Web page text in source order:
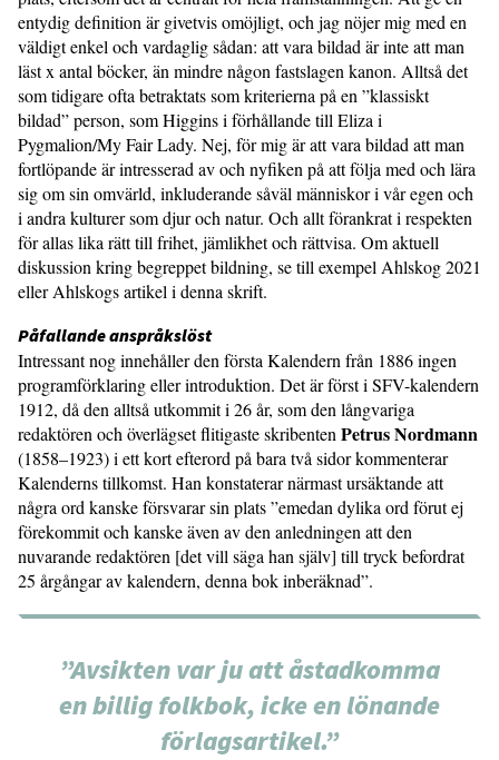
entydig definition är givetvis omöjligt, och jag nöjer mig med en
väldigt enkel och vardaglig sådan: att vara bildad är inte att man
läst x antal böcker, än mindre någon fastslagen kanon. Alltså det
som tidigare ofta betraktats som kriterierna på en ”klassiskt
bildad” person, som Higgins i förhållande till Eliza i
Pygmalion/My Fair Lady. Nej, för mig är att vara bildad att man
fortlöpande är intresserad av och nyfiken på att följa med och lära
sig om sin omvärld, inkluderande såväl människor i vår egen och
i andra kulturer som djur och natur. Och allt förankrat i respekten
för allas lika rätt till frihet, jämlikhet och rättvisa. Om aktuell
diskussion kring begreppet bildning, se till exempel Ahlskog 2021
eller Ahlskogs artikel i denna skrift.
Påfallande anspråkslöst
Intressant nog innehåller den första Kalendern från 1886 ingen
programförklaring eller introduktion. Det är först i SFV-kalendern
1912, då den alltså utkommit i 26 år, som den långvariga
redaktören och överlägset flitigaste skribentenPetrus Nordmann
(1858–1923) i ett kort efterord på bara två sidor kommenterar
Kalenderns tillkomst. Han konstaterar närmast ursäktande att
några ord kanske försvarar sin plats ”emedan dylika ord förut ej
förekommit och kanske även av den anledningen att den
nuvarande redaktören [det vill säga han själv] till tryck befordrat
25 årgångar av kalendern, denna bok inberäknad”.
”Avsikten var ju att åstadkomma
en billig folkbok, icke en lönande
förlagsartikel.”